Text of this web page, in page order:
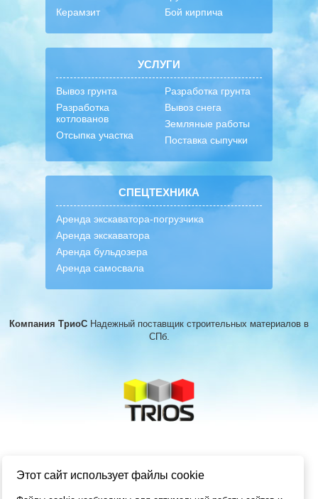
Керамзит
Бой кирпича
УСЛУГИ
Вывоз грунта
Разработка
котлованов
Отсыпка участка
Разработка грунта
Вывоз снега
Земляные работы
Поставка сыпучки
СПЕЦТЕХНИКА
Аренда экскаватора-погрузчика
Аренда экскаватора
Аренда бульдозера
Аренда самосвала
Компания ТриоС Надежный поставщик строительных материалов в
СПб.
Этот сайт использует файлы cookie